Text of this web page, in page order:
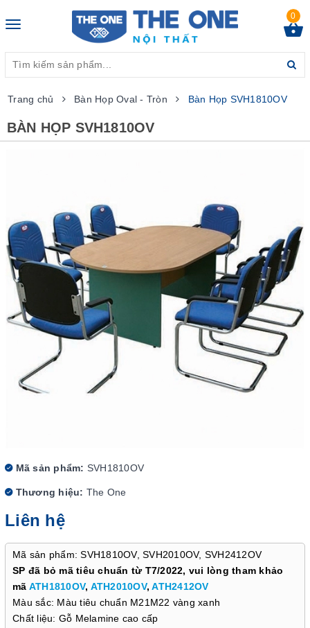
Toggle
0
Trang chủ Bàn Họp Oval - Tròn Bàn Họp SVH1810OV
BÀN HỌP SVH1810OV
Mã sản phẩm: SVH1810OV
Thương hiệu: The One
Liên hệ
Mã sản phẩm: SVH1810OV, SVH2010OV, SVH2412OV
SP đã bỏ mã tiêu chuẩn từ T7/2022, vui lòng tham khảo
mã ATH1810OV, ATH2010OV,ATH2412OV
Màu sắc: Màu tiêu chuẩn M21M22 vàng xanh
Chất liệu: Gỗ Melamine cao cấp